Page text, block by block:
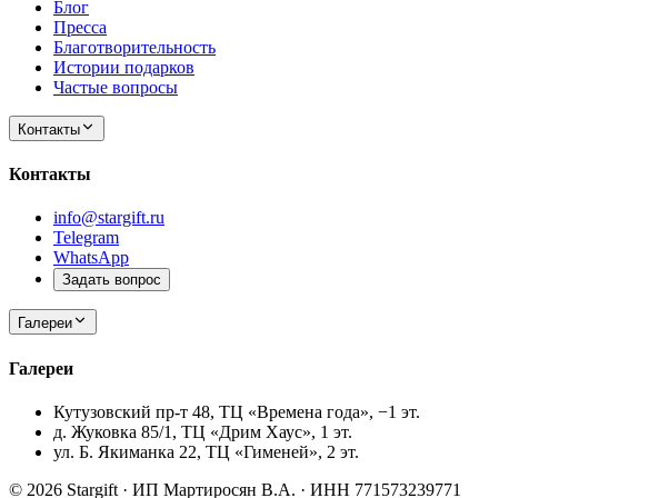
Блог
Пресса
Благотворительность
Истории подарков
Частые вопросы
Контакты
Контакты
info@stargift.ru
Telegram
WhatsApp
Задать вопрос
Галереи
Галереи
Кутузовский пр-т 48, ТЦ «Времена года», −1 эт.
д. Жуковка 85/1, ТЦ «Дрим Хаус», 1 эт.
ул. Б. Якиманка 22, ТЦ «Гименей», 2 эт.
© 2026 Stargift · ИП Мартиросян В.А. · ИНН 771573239771